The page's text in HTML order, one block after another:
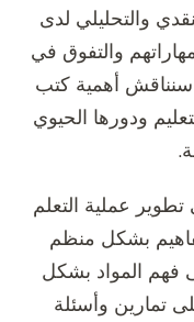
والتحليلي لدى
والتفوق في
سنناقش أهمية كتب
ودورها الحيوي
عملية التعلم
بشكل منظم
فهم المواد بشكل
تمارين وأسئلة